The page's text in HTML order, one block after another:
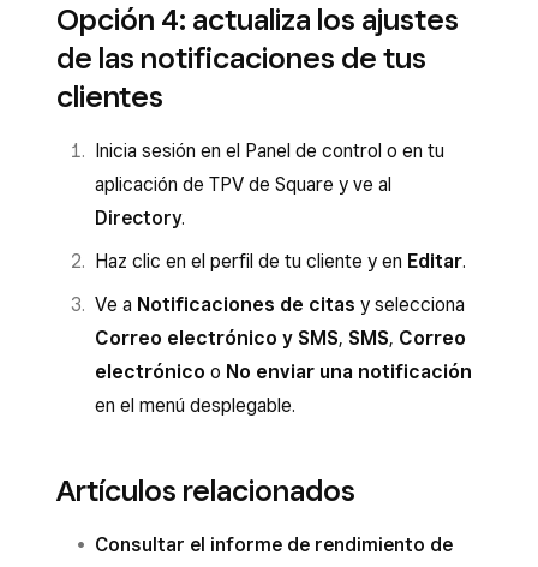
Opción 4: actualiza los ajustes
de las notificaciones de tus
clientes
Inicia sesión en el Panel de control o en tu
aplicación de TPV de Square y ve al
Directory.
Haz clic en el perfil de tu cliente y en Editar.
Ve a Notificaciones de citas y selecciona
Correo electrónico y SMS, SMS, Correo
electrónico o No enviar una notificación
en el menú desplegable.
Artículos relacionados
Consultar el informe de rendimiento de